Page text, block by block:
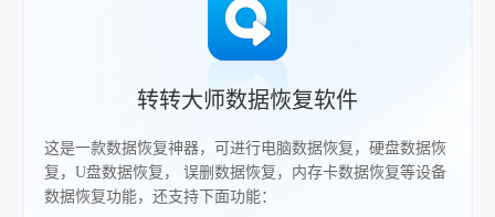
转转大师数据恢复软件
这是一款数据恢复神器，可进行电脑数据恢复，硬盘数据恢
复，U盘数据恢复， 误删数据恢复，内存卡数据恢复等设备
数据恢复功能，还支持下面功能：